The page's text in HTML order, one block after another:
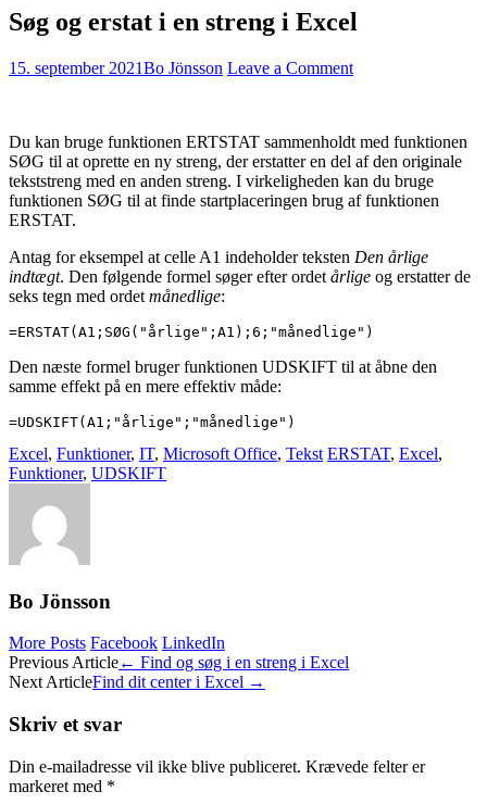
Søg og erstat i en streng i Excel
15. september 2021Bo Jönsson Leave a Comment
Du kan bruge funktionen ERTSTAT sammenholdt med funktionen
SØG til at oprette en ny streng, der erstatter en del af den originale
tekststreng med en anden streng. I virkeligheden kan du bruge
funktionen SØG til at finde startplaceringen brug af funktionen
ERSTAT.
Antag for eksempel at celle A1 indeholder teksten Den årlige
indtægt. Den følgende formel søger efter ordet årlige og erstatter de
seks tegn med ordet månedlige:
=ERSTAT(A1;SØG("årlige";A1);6;"månedlige")
Den næste formel bruger funktionen UDSKIFT til at åbne den
samme effekt på en mere effektiv måde:
=UDSKIFT(A1;"årlige";"månedlige")
Excel, Funktioner, IT, Microsoft Office, Tekst ERSTAT, Excel,
Funktioner, UDSKIFT
Bo Jönsson
More Posts Facebook LinkedIn
Post
navigation
Previous Article← Find og søg i en streng i Excel
Next ArticleFind dit center i Excel →
Skriv et svar
Din e-mailadresse vil ikke blive publiceret. Krævede felter er
markeret med *